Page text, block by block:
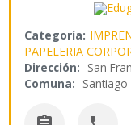
Categoría:
PAPELERIA
Dirección: San
Comuna: Santiago